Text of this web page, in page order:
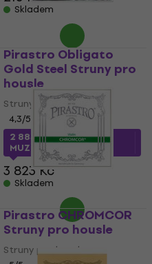
Skladem
Pirastro Obligato
Gold Steel Struny pro
housle
Struny pro housle
4,3/5
2 883 Kčs kódem
MUZMUZ-20
3 823 Kč
Skladem
Pirastro CHROMCOR
Struny pro housle
Struny pro housle